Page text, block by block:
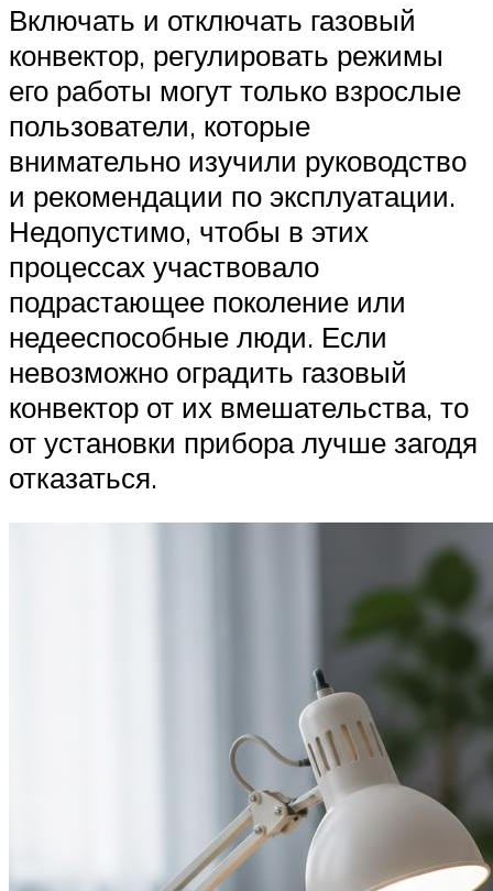
Включать и отключать газовый
конвектор, регулировать режимы
его работы могут только взрослые
пользователи, которые
внимательно изучили руководство
и рекомендации по эксплуатации.
Недопустимо, чтобы в этих
процессах участвовало
подрастающее поколение или
недееспособные люди. Если
невозможно оградить газовый
конвектор от их вмешательства, то
от установки прибора лучше загодя
отказаться.